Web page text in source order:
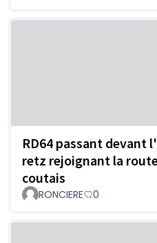
RD64 passant devant
retz rejoignant la
coutais
RONCIERE 0